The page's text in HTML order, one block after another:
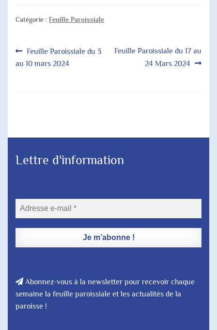
Catégorie : Feuille Paroissiale
Navigation
Article
précédent :
Feuille Paroissiale du 3
au 10 mars 2024
Article
Feuille Paroissiale du 17 au
24 Mars 2024
Lettre d'information
Abonnez-vous à la newsletter pour recevoir chaque
semaine la feuille paroissiale et les actualités de la
paroisse !